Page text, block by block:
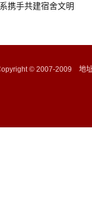
携手共建宿舍文明
© 2007-2009